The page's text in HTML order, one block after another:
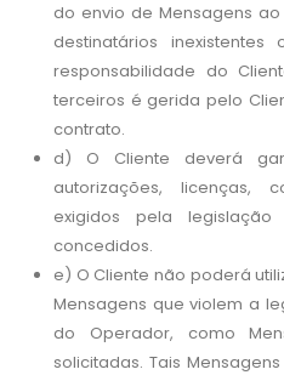
do envio de Mensagens
destinatários
responsabilidade do
terceiros é gerida pelo
contrato.
d) O Cliente deverá
autorizações, licenças,
exigidos pela
concedidos.
e) O Cliente não poderá
Mensagens que violem a
do Operador, como
solicitadas. Tais